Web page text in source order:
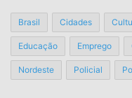
Brasil Cidades
Educação Emprego
Nordeste Policial